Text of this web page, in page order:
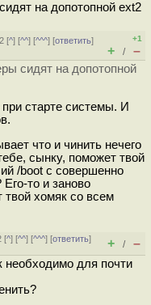
на допотопной ext2
[^] [^^] [^^^] [ответить]
+1
+ / –
сидят на допотопной
старте системы. И
что и чинить нечего
сынку, поможет твой
/boot с совершенно
то и заново
твой хомяк со всем
[^] [^^] [^^^] [ответить]
+ / –
необходимо для почти